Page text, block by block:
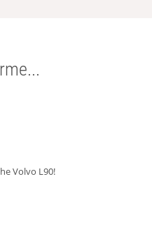
Volvo L90!